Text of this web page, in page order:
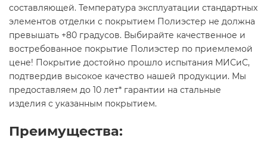
составляющей. Температура эксплуатации стандартных
элементов отделки с покрытием Полиэстер не должна
превышать +80 градусов. Выбирайте качественное и
востребованное покрытие Полиэстер по приемлемой
цене! Покрытие достойно прошло испытания МИСиС,
подтвердив высокое качество нашей продукции. Мы
предоставляем до 10 лет* гарантии на стальные
изделия с указанным покрытием.
Преимущества: